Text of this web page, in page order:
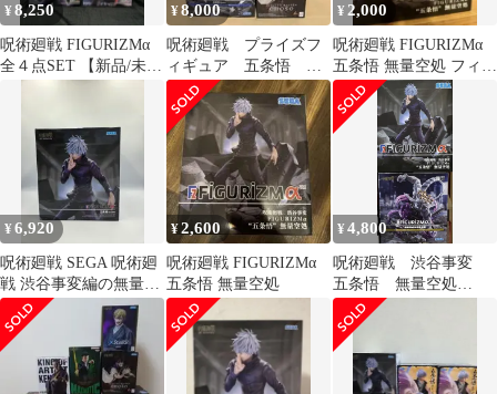
¥8,250
呪術廻戦 FIGURIZMα
全４点SET 【新品/未開
¥8,000
呪術廻戦 プライズフ
ィギュア 五条悟 夏
油傑 腸相
¥ 2,000
呪術廻戦 FIGURIZMα
五条悟 無量空処 フィギ
ュア
¥6,920
呪術廻戦 SEGA 呪術廻
戦 渋谷事変編の無量空
処 五条 悟 フィギュア
¥2,600
呪術廻戦 FIGURIZMα
五条悟 無量空処
¥4,800
呪術廻戦 渋谷事変
五条悟 無量空処
八握剣異戒
神将魔虚羅